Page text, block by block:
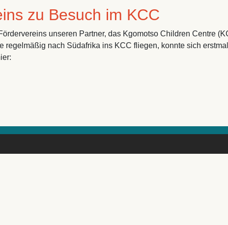
zu Besuch im KCC
unseren Partner, das Kgomotso Children Centre
regelmäßig nach Südafrika ins KCC fliegen, konnte sich